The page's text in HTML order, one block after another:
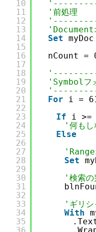
10
11
12
13
14
15
16
17
18
19
20
21
22
23
24
25
26
27
28
29
30
31
32
33
34
35
'前処理
'Document
Set
nCount =
'Symbolフ
For
i =
If
i >=
'何もし
Else
'Range
Set
'検索の
'ギリシ
With
.Text =